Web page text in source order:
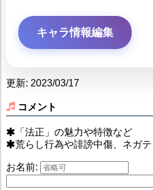
キャラ情報編集
更新: 2023/03/17
コメント
「法正」の魅力や特徴など
荒らし行為や誹謗中傷、ネガ
お名前: